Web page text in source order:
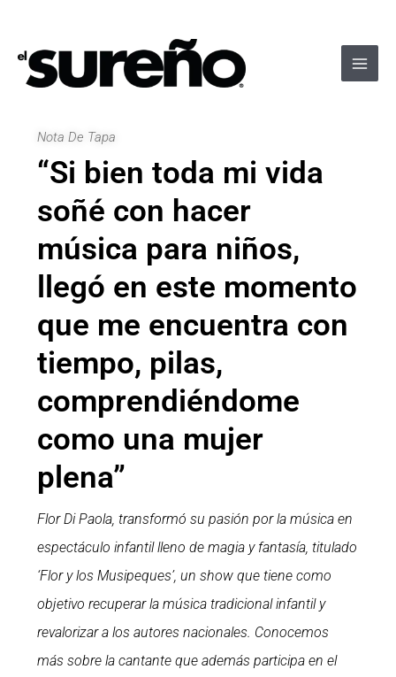
contenido
Nota De Tapa
“Si bien toda mi vida
soñé con hacer
música para niños,
llegó en este momento
que me encuentra con
tiempo, pilas,
comprendiéndome
como una mujer
plena”
Flor Di Paola, transformó su pasión por la música en
espectáculo infantil lleno de magia y fantasía, titulado
‘Flor y los Musipeques’, un show que tiene como
objetivorecuperar la música tradicional infantil y
revalorizar a los autores nacionales. Conocemos
más sobre la cantante que además participa en el
entradas